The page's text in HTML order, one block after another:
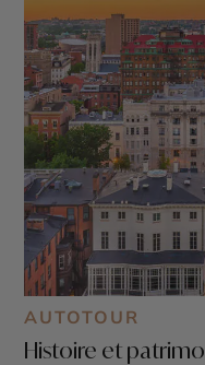
AUTOTOUR
Histoire et